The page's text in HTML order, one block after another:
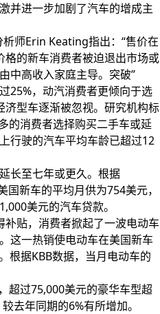
并进一步加剧了汽车的增成主
师Erin Keating指出：“售价在
格的新车消费者被迫退出市场或
中高收入家庭主导。突破”
25%，动汽消费者更倾向于选
济型车逐渐被忽视。研究机构标
的消费者选择购买二手车或延
行驶的汽车平均车龄已超过12
长至七年或更久。根据
新车的平均月供为754美元，
美元的汽车贷款。
贴，消费者掀起了一波电动车
这一热销使电动车在美国新车
根据KBB数据，当月电动车的
超过75,000美元的豪华车型超
去年同期的6%有所增加。